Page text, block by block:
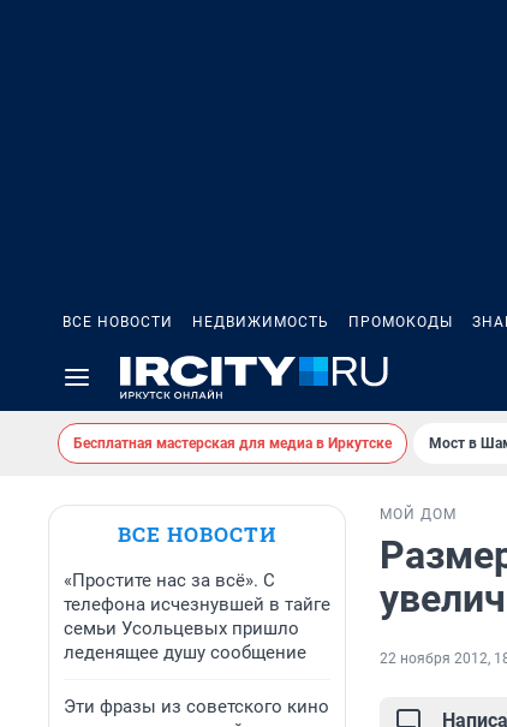
ВСЕ НОВОСТИ НЕДВИЖИМОСТЬ ПРОМОКОДЫ
Бесплатная мастерская для медиа в Иркутске Мост в
ВСЕ НОВОСТИ
«Простите нас за всё». С
телефона исчезнувшей в тайге
семьи Усольцевых пришло
леденящее душу сообщение
Эти фразы из советского кино
МОЙ ДОМ
22 ноября 2012,